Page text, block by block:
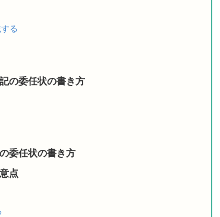
る
の委任状の書き方
委任状の書き方
点